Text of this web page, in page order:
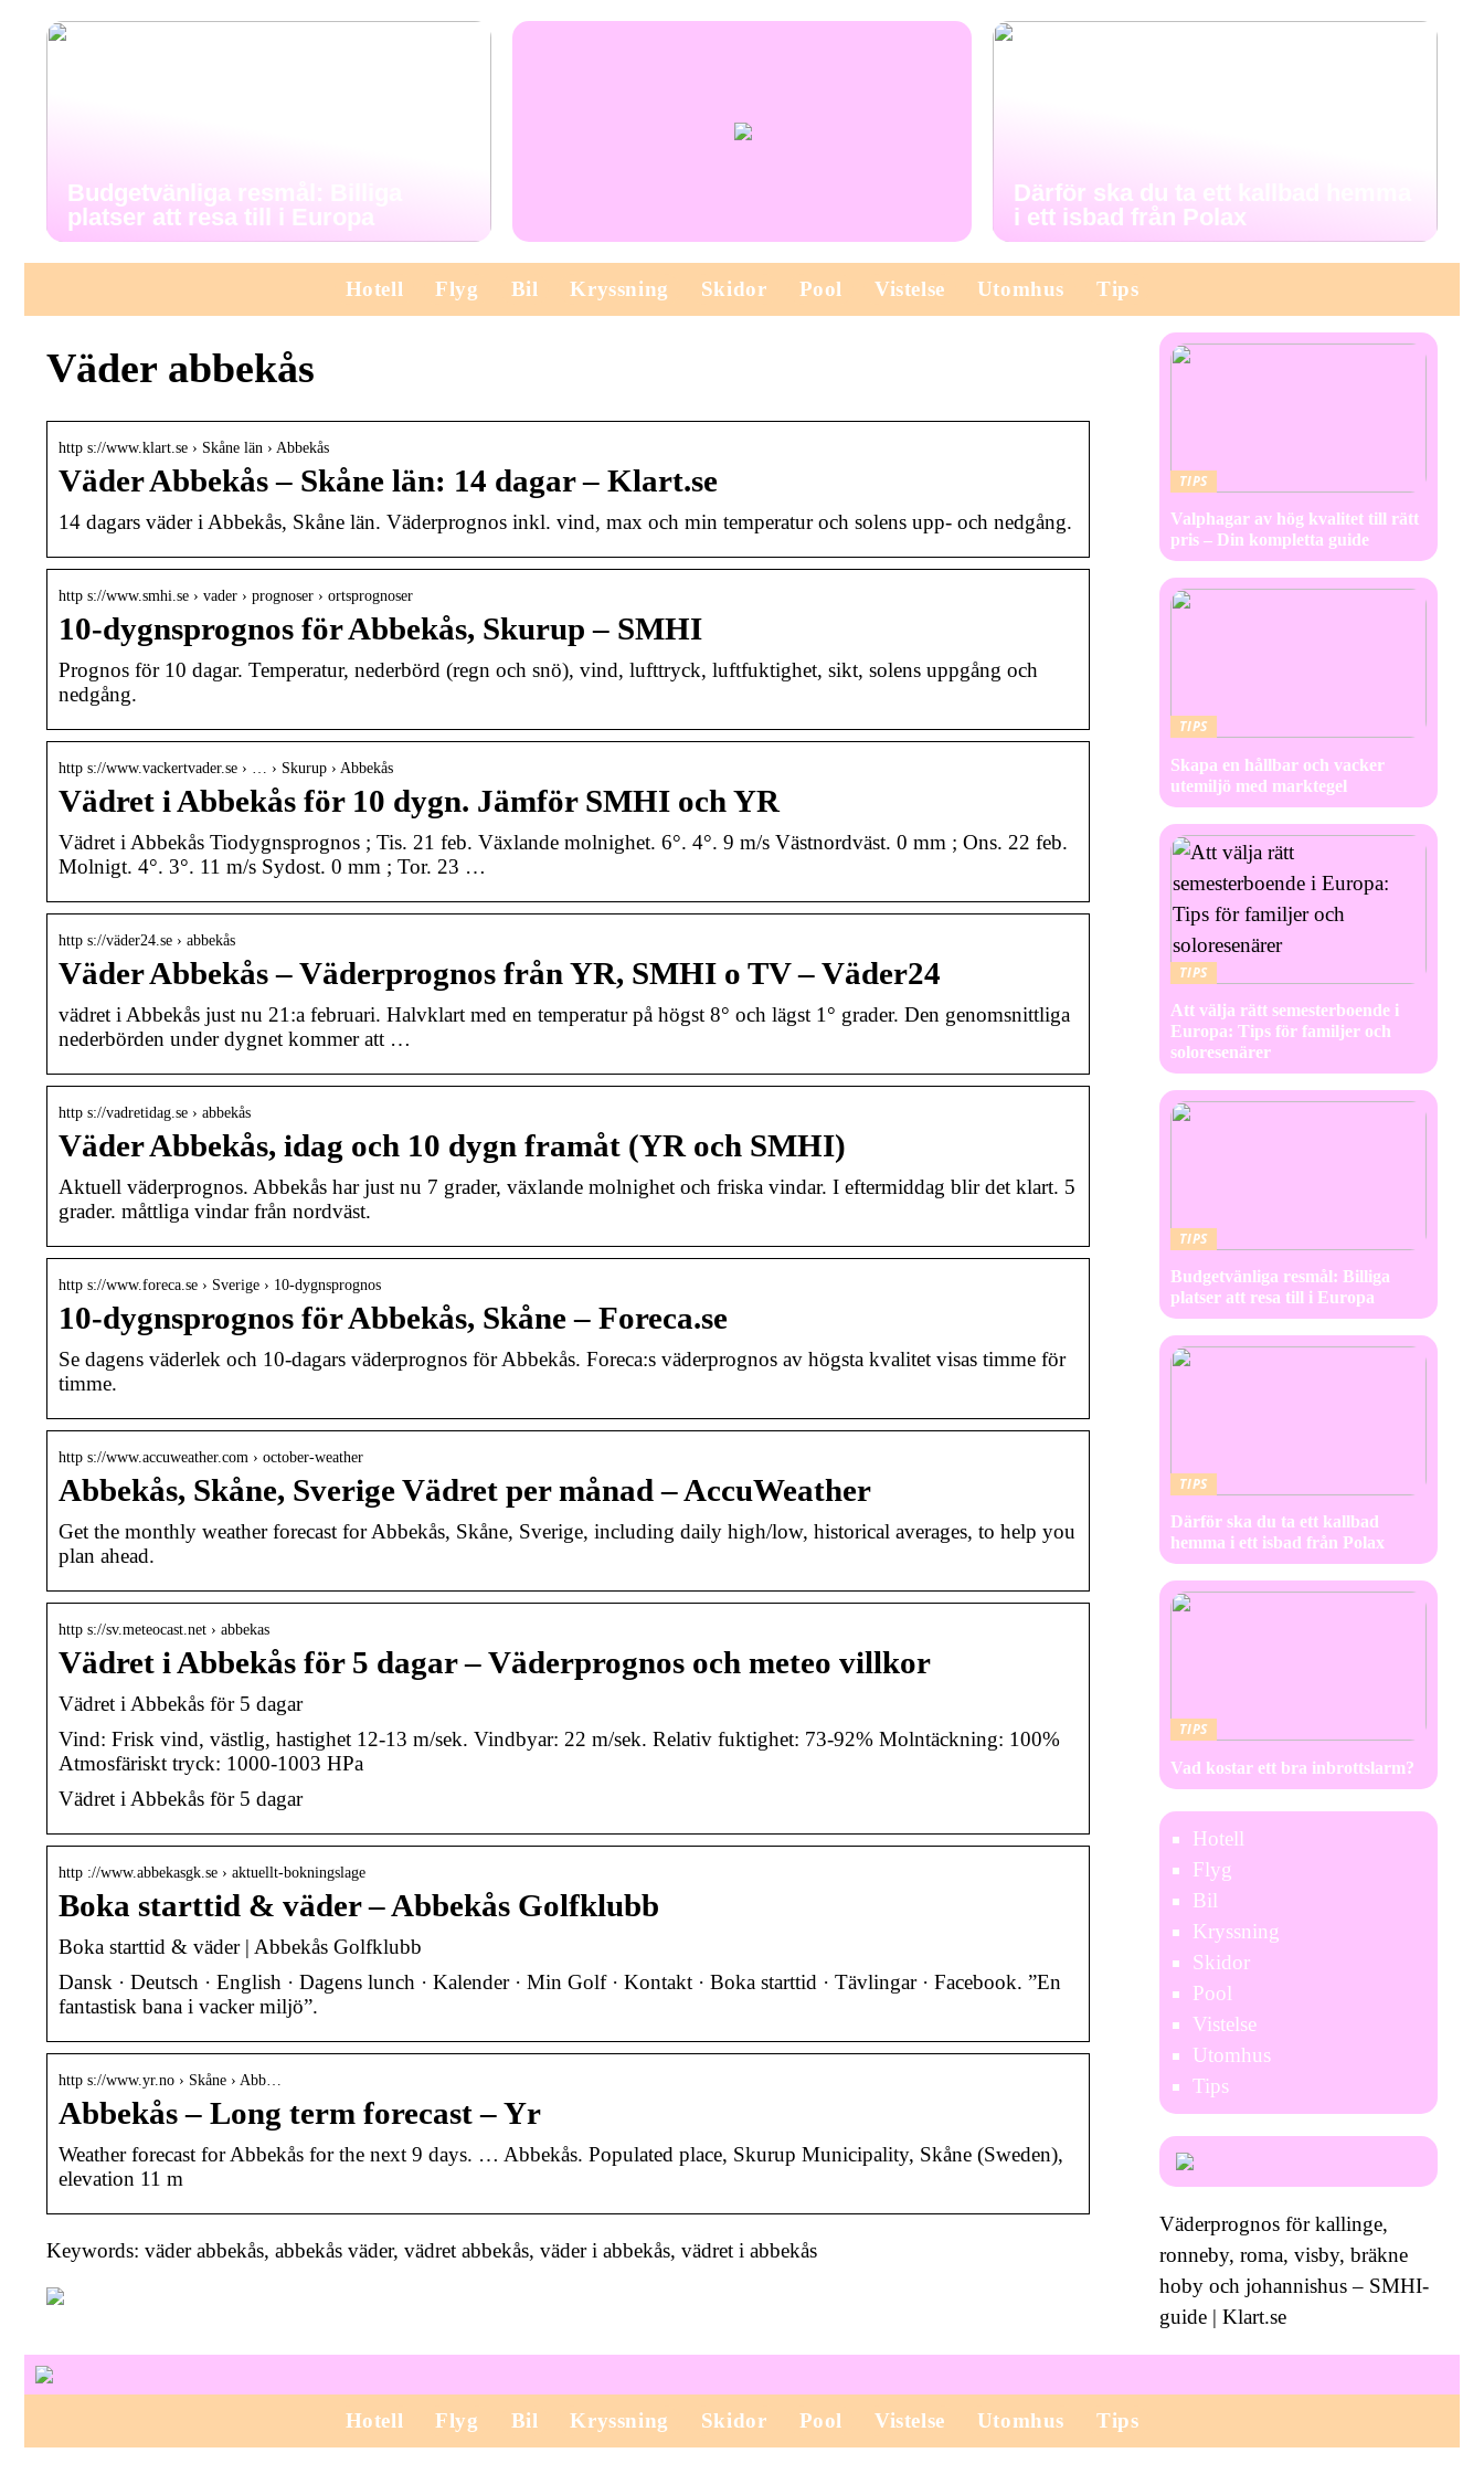
Budgetvänliga resmål: Billiga
platser att resa till i Europa
Därför ska du ta ett kallbad hemma
i ett isbad från Polax
Hotell Flyg Bil Kryssning Skidor Pool Vistelse Utomhus Tips
Väder abbekås
http s://www.klart.se › Skåne län › Abbekås
Väder Abbekås – Skåne län: 14 dagar – Klart.se
14 dagars väder i Abbekås, Skåne län. Väderprognos inkl. vind, max och min temperatur och solens upp- och nedgång.
http s://www.smhi.se › vader › prognoser › ortsprognoser
10-dygnsprognos för Abbekås, Skurup – SMHI
Prognos för 10 dagar. Temperatur, nederbörd (regn och snö), vind, lufttryck, luftfuktighet, sikt, solens uppgång och
nedgång.
http s://www.vackertvader.se › … › Skurup › Abbekås
Vädret i Abbekås för 10 dygn. Jämför SMHI och YR
Vädret i Abbekås Tiodygnsprognos ; Tis. 21 feb. Växlande molnighet. 6°. 4°. 9 m/s Västnordväst. 0 mm ; Ons. 22 feb.
Molnigt. 4°. 3°. 11 m/s Sydost. 0 mm ; Tor. 23 …
http s://väder24.se › abbekås
Väder Abbekås – Väderprognos från YR, SMHI o TV – Väder24
vädret i Abbekås just nu 21:a februari. Halvklart med en temperatur på högst 8° och lägst 1° grader. Den genomsnittliga
nederbörden under dygnet kommer att …
http s://vadretidag.se › abbekås
Väder Abbekås, idag och 10 dygn framåt (YR och SMHI)
Aktuell väderprognos. Abbekås har just nu 7 grader, växlande molnighet och friska vindar. I eftermiddag blir det klart. 5
grader. måttliga vindar från nordväst.
http s://www.foreca.se › Sverige › 10-dygnsprognos
10-dygnsprognos för Abbekås, Skåne – Foreca.se
Se dagens väderlek och 10-dagars väderprognos för Abbekås. Foreca:s väderprognos av högsta kvalitet visas timme för
timme.
http s://www.accuweather.com › october-weather
Abbekås, Skåne, Sverige Vädret per månad – AccuWeather
Get the monthly weather forecast for Abbekås, Skåne, Sverige, including daily high/low, historical averages, to help you
plan ahead.
http s://sv.meteocast.net › abbekas
Vädret i Abbekås för 5 dagar – Väderprognos och meteo villkor
Vädret i Abbekås för 5 dagar
Vind: Frisk vind, västlig, hastighet 12-13 m/sek. Vindbyar: 22 m/sek. Relativ fuktighet: 73-92% Molntäckning: 100%
Atmosfäriskt tryck: 1000-1003 HPa
Vädret i Abbekås för 5 dagar
http ://www.abbekasgk.se › aktuellt-bokningslage
Boka starttid & väder – Abbekås Golfklubb
Boka starttid & väder | Abbekås Golfklubb
Dansk · Deutsch · English · Dagens lunch · Kalender · Min Golf · Kontakt · Boka starttid · Tävlingar · Facebook. ”En
fantastisk bana i vacker miljö”.
http s://www.yr.no › Skåne › Abb…
Abbekås – Long term forecast – Yr
Weather forecast for Abbekås for the next 9 days. … Abbekås. Populated place, Skurup Municipality, Skåne (Sweden),
elevation 11 m
Keywords: väder abbekås, abbekås väder, vädret abbekås, väder i abbekås, vädret i abbekås
TIPS
Valphagar av hög kvalitet till rätt
pris – Din kompletta guide
TIPS
Skapa en hållbar och vacker
utemiljö med marktegel
TIPS
Att välja rätt semesterboende i
Europa: Tips för familjer och
soloresenärer
TIPS
Budgetvänliga resmål: Billiga
platser att resa till i Europa
TIPS
Därför ska du ta ett kallbad
hemma i ett isbad från Polax
TIPS
Vad kostar ett bra inbrottslarm?
Hotell
Flyg
Bil
Kryssning
Skidor
Pool
Vistelse
Utomhus
Tips
Väderprognos för kallinge,
ronneby, roma, visby, bräkne
hoby och johannishus – SMHI-
guide | Klart.se
Hotell Flyg Bil Kryssning Skidor Pool Vistelse Utomhus Tips